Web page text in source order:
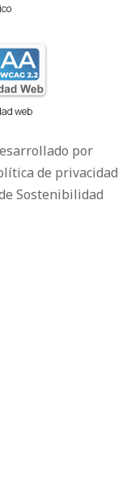
web
por
de privacidad
Sostenibilidad